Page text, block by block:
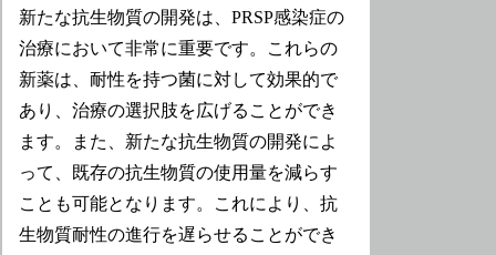
新たな抗生物質の開発は、PRSP感染症の
治療において非常に重要です。これらの
新薬は、耐性を持つ菌に対して効果的で
あり、治療の選択肢を広げることができ
ます。また、新たな抗生物質の開発によ
って、既存の抗生物質の使用量を減らす
ことも可能となります。これにより、抗
生物質耐性の進行を遅らせることができ